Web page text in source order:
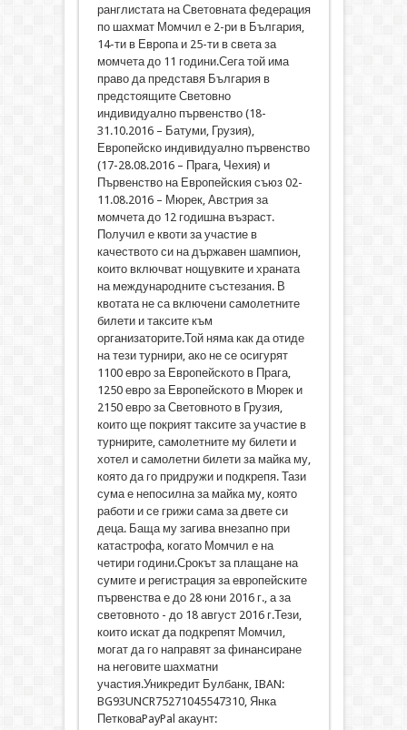
ранглистата на Световната федерация
по шахмат Момчил е 2-ри в България,
14-ти в Европа и 25-ти в света за
момчета до 11 години.Сега той има
право да представя България в
предстоящите Световно
индивидуално първенство (18-
31.10.2016 – Батуми, Грузия),
Европейско индивидуално първенство
(17-28.08.2016 – Прага, Чехия) и
Първенство на Европейския съюз 02-
11.08.2016 – Мюрек, Австрия за
момчета до 12 годишна възраст.
Получил е квоти за участие в
качеството си на държавен шампион,
които включват нощувките и храната
на международните състезания. В
квотата не са включени самолетните
билети и таксите към
организаторите.Той няма как да отиде
на тези турнири, ако не се осигурят
1100 евро за Европейското в Прага,
1250 евро за Европейското в Мюрек и
2150 евро за Световното в Грузия,
които ще покрият таксите за участие в
турнирите, самолетните му билети и
хотел и самолетни билети за майка му,
която да го придружи и подкрепя. Тази
сума е непосилна за майка му, която
работи и се грижи сама за двете си
деца. Баща му загива внезапно при
катастрофа, когато Момчил е на
четири години.Срокът за плащане на
сумите и регистрация за европейските
първенства е до 28 юни 2016 г., а за
световното - до 18 август 2016 г.Тези,
които искат да подкрепят Момчил,
могат да го направят за финансиране
на неговите шахматни
участия.Уникредит Булбанк, IBAN:
BG93UNCR75271045547310, Янка
ПетковаPayPal акаунт: